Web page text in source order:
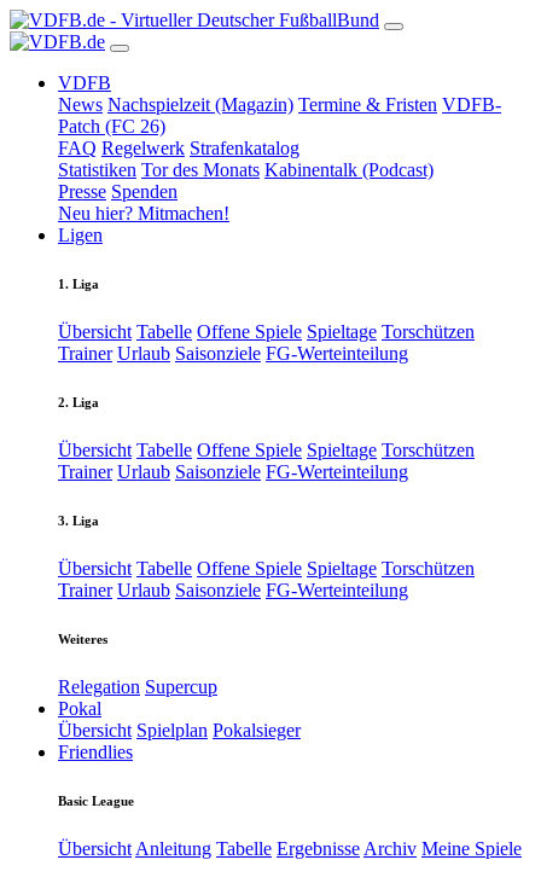
VDFB
News Nachspielzeit (Magazin) Termine & Fristen VDFB-
Patch (FC 26)
FAQ Regelwerk Strafenkatalog
Statistiken Tor des Monats Kabinentalk (Podcast)
Presse Spenden
Neu hier? Mitmachen!
Ligen
1. Liga
Übersicht Tabelle Offene Spiele Spieltage Torschützen
Trainer Urlaub Saisonziele FG-Werteinteilung
2. Liga
Übersicht Tabelle Offene Spiele Spieltage Torschützen
Trainer Urlaub Saisonziele FG-Werteinteilung
3. Liga
Übersicht Tabelle Offene Spiele Spieltage Torschützen
Trainer Urlaub Saisonziele FG-Werteinteilung
Weiteres
Relegation Supercup
Pokal
Übersicht Spielplan Pokalsieger
Friendlies
Basic League
Übersicht Anleitung Tabelle Ergebnisse Archiv Meine Spiele